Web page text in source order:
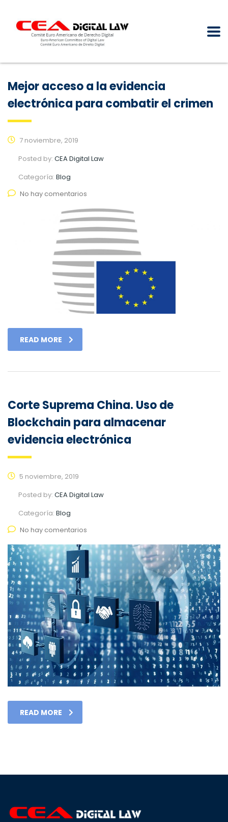
Mejor acceso a la evidencia
electrónica para combatir el crimen
7 noviembre, 2019
Posted by: CEA Digital Law
Categoría: Blog
No hay comentarios
READ MORE
Corte Suprema China. Uso de
Blockchain para almacenar
evidencia electrónica
5 noviembre, 2019
Posted by: CEA Digital Law
Categoría: Blog
No hay comentarios
READ MORE